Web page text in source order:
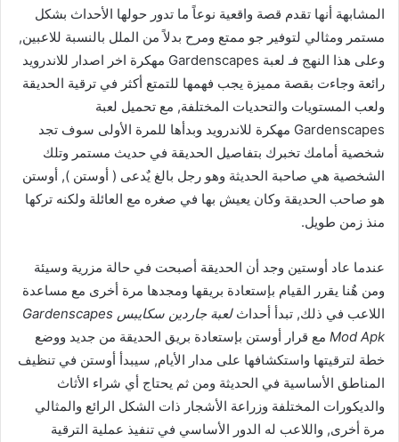
المشابهة أنها تقدم قصة واقعية نوعاً ما تدور حولها الأحداث بشكل
مستمر ومثالي لتوفير جو ممتع ومرح بدلاً من الملل بالنسبة للاعبين,
وعلى هذا النهج فـ لعبة Gardenscapes مهكرة اخر اصدار للاندرويد
رائعة وجاءت بقصة مميزة يجب فهمها للتمتع أكثر في ترقية الحديقة
ولعب المستويات والتحديات المختلفة, مع تحميل لعبة
Gardenscapes مهكرة للاندرويد وبدأها للمرة الأولى سوف تجد
شخصية أمامك تخبرك بتفاصيل الحديقة في حديث مستمر وتلك
الشخصية هي صاحبة الحديثة وهو رجل بالغ يٌدعى ( أوستن ), أوستن
هو صاحب الحديقة وكان يعيش بها في صغره مع العائلة ولكنه تركها
منذ زمن طويل.
عندما عاد أوستين وجد أن الحديقة أصبحت في حالة مزرية وسيئة
ومن هٌنا يقرر القيام بإستعادة بريقها ومجدها مرة أخرى مع مساعدة
اللاعب في ذلك, تبدأ أحداث
لعبة جاردين سكايبس Gardenscapes
Mod Apk مع قرار أوستن بإستعادة بريق الحديقة من جديد ووضع
خطة لترقيتها واستكشافها على مدار الأيام, سيبدأ أوستن في تنظيف
المناطق الأساسية في الحديثة ومن ثم يحتاج أي شراء الأثاث
والديكورات المختلفة وزراعة الأشجار ذات الشكل الرائع والمثالي
مرة أخرى, واللاعب له الدور الأساسي في تنفيذ عملية الترقية